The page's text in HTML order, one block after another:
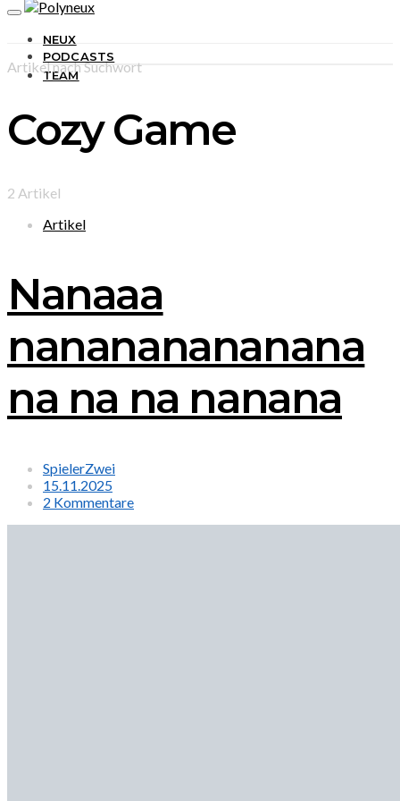
NEUX
PODCASTS
TEAM
Artikel nach Suchwort
Cozy Game
2 Artikel
Artikel
Nanaaa
nanananananana
na na na nanana
SpielerZwei
15.11.2025
2 Kommentare